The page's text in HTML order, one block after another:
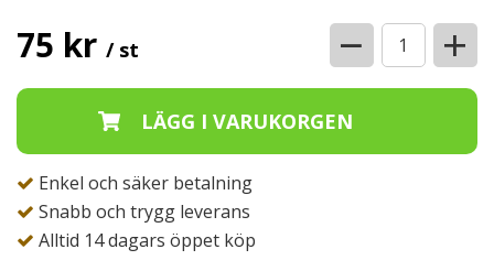
75 kr / st − +
Enkel och säker betalning
Snabb och trygg leverans
Alltid 14 dagars öppet köp